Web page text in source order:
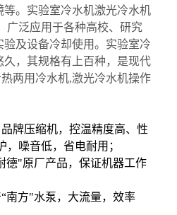
。 实验室冷水机激光冷水机
广泛应用于各种高校、研究
及设备冷却使用。 实验室冷
，其规格有上百种，是现代
热两用冷水机,激光冷水机操作
牌压缩机，控温精度高、性
，噪音低，省电耐用 ；
德"原厂产品，保证机器工作
南方"水泵，大流量，效率